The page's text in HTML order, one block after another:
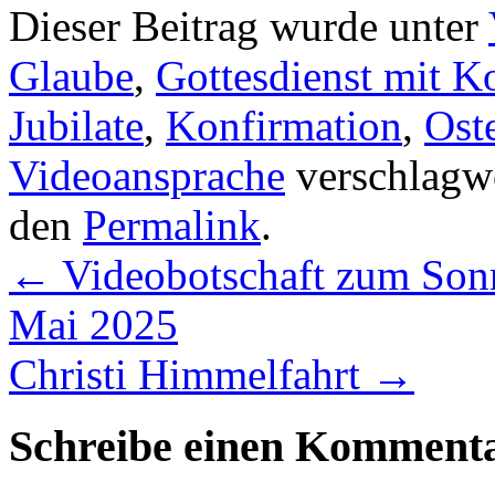
Dieser Beitrag wurde unter
Glaube, Gottesdienst mit
Jubilate, Konfirmation,
Videoansprache
den Permalink.
← Videobotschaft zum
Mai 2025
Christi Himmelfahrt →
Schreibe einen